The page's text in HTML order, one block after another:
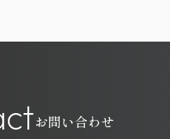
お問い合わせ
ct